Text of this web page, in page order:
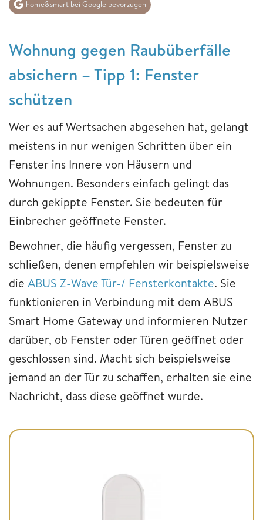
home&smart bei Google bevorzugen
Wohnung gegen Raubüberfälle
absichern – Tipp 1: Fenster
schützen
Wer es auf Wertsachen abgesehen hat, gelangt
meistens in nur wenigen Schritten über ein
Fenster ins Innere von Häusern und
Wohnungen. Besonders einfach gelingt das
durch gekippte Fenster. Sie bedeuten für
Einbrecher geöffnete Fenster.
Bewohner, die häufig vergessen, Fenster zu
schließen, denen empfehlen wir beispielsweise
die ABUS Z-Wave Tür-/ Fensterkontakte. Sie
funktionieren in Verbindung mit dem ABUS
Smart Home Gateway und informieren Nutzer
darüber, ob Fenster oder Türen geöffnet oder
geschlossen sind. Macht sich beispielsweise
jemand an der Tür zu schaffen, erhalten sie eine
Nachricht, dass diese geöffnet wurde.